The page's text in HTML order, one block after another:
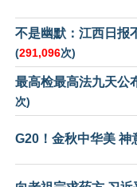
不是幽默：江西日报
(291,096次)
最高检最高法九天公
次)
G20！金秋中华美 神